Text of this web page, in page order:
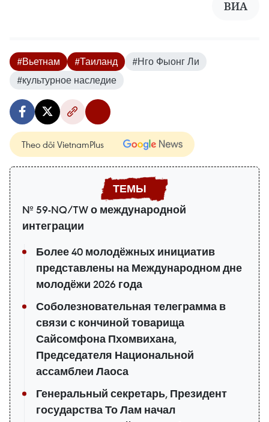
ВИА
#Вьетнам #Таиланд
#Нго Фыонг Ли
#культурное наследие
Theo dõi VietnamPlus
№ 59-NQ/TW о международной
интеграции
Более 40 молодёжных инициатив
представлены на Международном дне
молодёжи 2026 года
Соболезновательная телеграмма в
связи с кончиной товарища
Сайсомфона Пхомвихана,
Председателя Национальной
ассамблеи Лаоса
Генеральный секретарь, Президент
государства То Лам начал